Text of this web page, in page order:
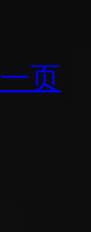
页